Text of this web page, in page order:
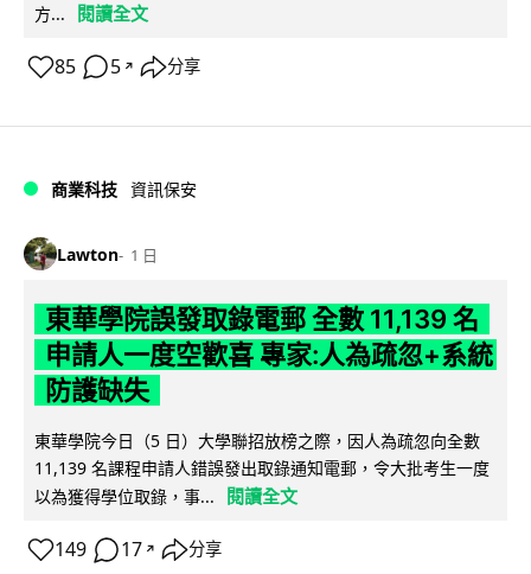
方...
閱讀全文
85 5 ↗ 分享
商業科技 資訊保安
Lawton 1 日
東華學院誤發取錄電郵 全數 11,139 名
申請人一度空歡喜 專家:人為疏忽+系統
防護缺失
東華學院今日（5 日）大學聯招放榜之際，因人為疏忽向全數
11,139 名課程申請人錯誤發出取錄通知電郵，令大批考生一度
以為獲得學位取錄，事...
閱讀全文
149 17 ↗ 分享